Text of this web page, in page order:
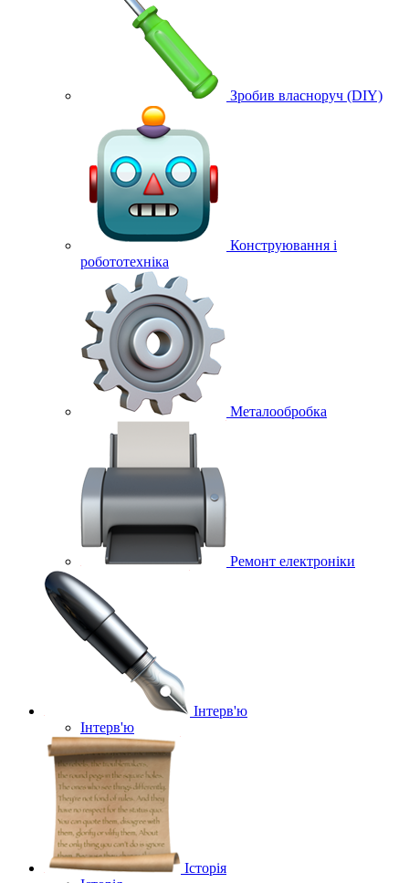
Зробив власноруч (DIY)
Конструювання і
робототехніка
Металообробка
Ремонт електроніки
Інтерв'ю
Інтерв'ю
Історія